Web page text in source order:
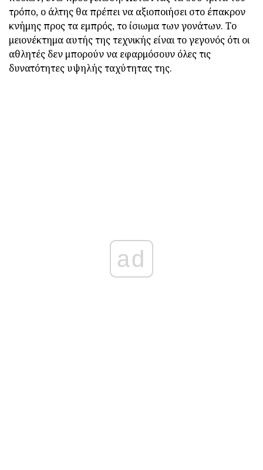
τρόπο, ο άλτης θα πρέπει να αξιοποιήσει στο έπακρον
κνήμης προς τα εμπρός, το ίσιωμα των γονάτων. Το
μειονέκτημα αυτής της τεχνικής είναι το γεγονός ότι οι
αθλητές δεν μπορούν να εφαρμόσουν όλες τις
δυνατότητες υψηλής ταχύτητας της.
ad